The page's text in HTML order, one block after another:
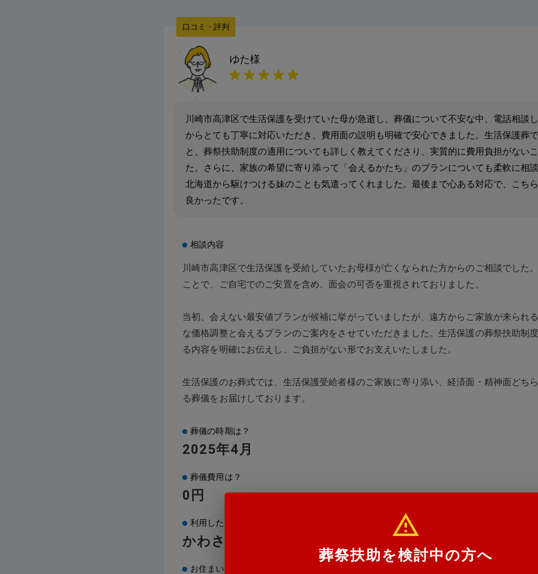
口コミ・評判
ゆた様
川崎市高津区で生活保護を受けていた母が急逝し、葬儀について不安な中、電話相談
からとても丁寧に対応いただき、費用面の説明も明確で安心できました。生活保護葬
と、葬祭扶助制度の適用についても詳しく教えてくださり、実質的に費用負担がない
た。さらに、家族の希望に寄り添って「会えるかたち」のプランについても柔軟に相談
北海道から駆けつける妹のことも気遣ってくれました。最後まで心ある対応で、こち
良かったです。
相談内容
川崎市高津区で生活保護を受給していたお母様が亡くなられた方からのご相談でした
ことで、ご自宅でのご安置を含め、面会の可否を重視されておりました。
当初、会えない最安値プランが候補に挙がっていましたが、遠方からご家族が来られ
な価格調整と会えるプランのご案内をさせていただきました。生活保護の葬祭扶助制
る内容を明確にお伝えし、ご負担がない形でお支えいたしました。
生活保護のお葬式では、生活保護受給者様のご家族に寄り添い、経済面・精神面どち
る葬儀をお届けしております。
葬儀の時期は？
2025年4月
葬儀費用は？
0円
利用した火葬場は？
かわさき北部斎苑
お住まいの地域は？
葬祭扶助を検討中の方へ